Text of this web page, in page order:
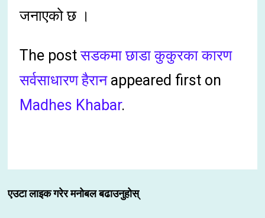
जनाएको छ ।
The postसडकमा छाडा कुकुरका कारण
सर्वसाधारण हैरानappeared first on
Madhes Khabar.
एउटा लाइक गरेर मनोबल बढाउनुहोस्